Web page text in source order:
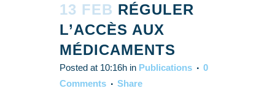
13 FEB RÉGULER
L’ACCÈS AUX
MÉDICAMENTS
Posted at 10:16h in Publications
0
Comments
Share